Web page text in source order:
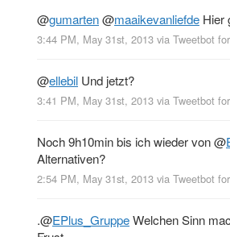
@gumarten@maaikevanliefde Hier
3:44 PM, May 31st, 2013 via Tweetbot
@ellebil Und jetzt?
3:41 PM, May 31st, 2013 via Tweetbot
Noch 9h10min bis ich wieder von@
Alternativen?
2:54 PM, May 31st, 2013 via Tweetbot
.@EPlus_GruppeWelchen Sinn